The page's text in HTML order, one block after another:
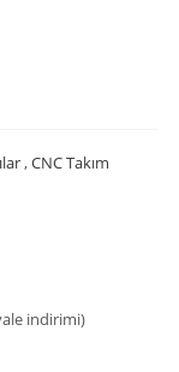
,CNC Takım
indirimi)